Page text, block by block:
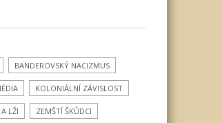
BANDEROVSKÝ NACIZMUS
KOLONIÁLNÍ ZÁVISLOST
LŽI ZEMŠTÍ ŠKŮDCI